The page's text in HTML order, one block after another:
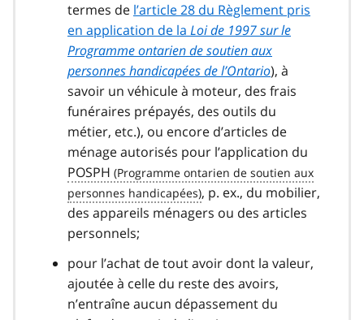
termes de l’article 28 du Règlement pris
en application de la Loi de 1997 sur le
Programme ontarien de soutien aux
personnes handicapées de l’Ontario), à
savoir un véhicule à moteur, des frais
funéraires prépayés, des outils du
métier, etc.), ou encore d’articles de
ménage autorisés pour l’application du
POSPH
, p. ex., du mobilier,
des appareils ménagers ou des articles
personnels;
pour l’achat de tout avoir dont la valeur,
ajoutée à celle du reste des avoirs,
n’entraîne aucun dépassement du